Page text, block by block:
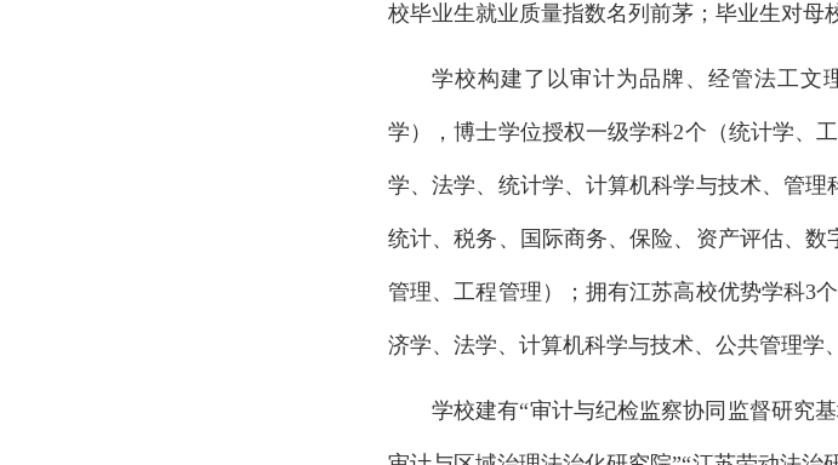
校毕业生就业质量指数名列前茅；毕业生对母
学校构建了以审计为品牌、经管法工文
学），博士学位授权一级学科2个（统计学、
学、法学、统计学、计算机科学与技术、管
统计、税务、国际商务、保险、资产评估、
管理、工程管理）；拥有江苏高校优势学科3
济学、法学、计算机科学与技术、公共管理学
学校建有“审计与纪检监察协同监督研究